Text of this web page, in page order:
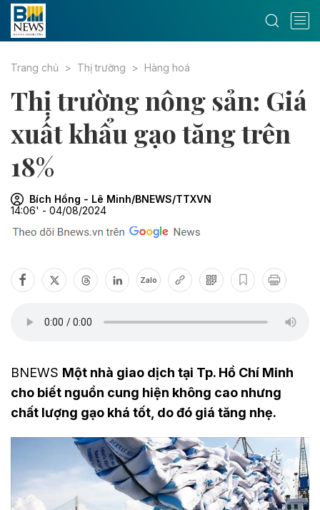
Trang chủ Thị trường Hàng hoá
Thị trường nông sản: Giá
xuất khẩu gạo tăng trên
18%
Bích Hồng - Lê Minh/BNEWS/TTXVN
14:06' - 04/08/2024
Zalo
BNEWS Một nhà giao dịch tại Tp. Hồ Chí Minh
cho biết nguồn cung hiện không cao nhưng
chất lượng gạo khá tốt, do đó giá tăng nhẹ.